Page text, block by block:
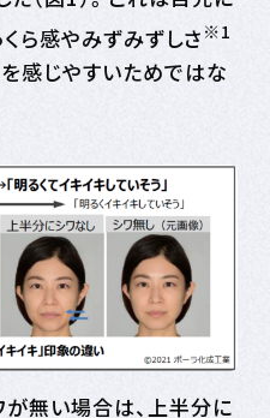
ら感やみずみずしさ ※1
を感じやすいためではな
無い場合は、上半分に